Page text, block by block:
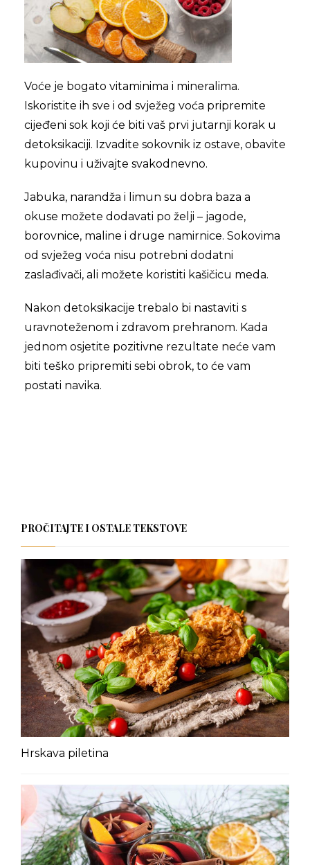
Voće je bogato vitaminima i mineralima.
Iskoristite ih sve i od svježeg voća pripremite
cijeđeni sok koji će biti vaš prvi jutarnji korak u
detoksikaciji. Izvadite sokovnik iz ostave, obavite
kupovinu i uživajte svakodnevno.
Jabuka, narandža i limun su dobra baza a
okuse možete dodavati po želji – jagode,
borovnice, maline i druge namirnice. Sokovima
od svježeg voća nisu potrebni dodatni
zaslađivači, ali možete koristiti kašičicu meda.
Nakon detoksikacije trebalo bi nastaviti s
uravnoteženom i zdravom prehranom. Kada
jednom osjetite pozitivne rezultate neće vam
biti teško pripremiti sebi obrok, to će vam
postati navika.
PROČITAJTE I OSTALE TEKSTOVE
Hrskava piletina